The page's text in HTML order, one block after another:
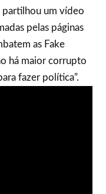
partilhou um vídeo
pelas páginas
as Fake
há maior corrupto
fazer política”.